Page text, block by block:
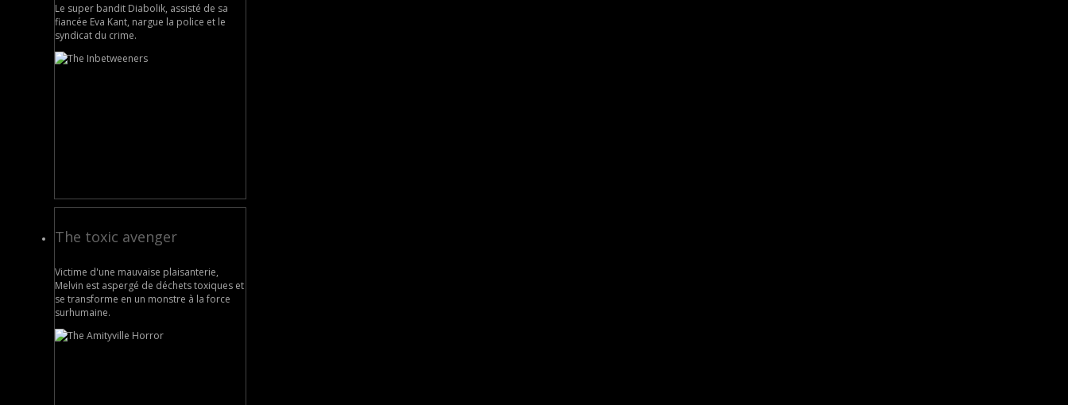
Le super bandit Diabolik, assisté de sa
fiancée Eva Kant, nargue la police et le
syndicat du crime.
The toxic avenger
Victime d'une mauvaise plaisanterie,
Melvin est aspergé de déchets toxiques et
se transforme en un monstre à la force
surhumaine.